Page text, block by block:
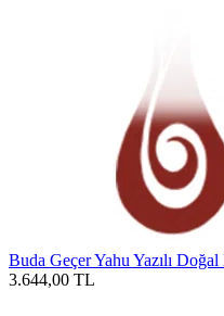
Buda Geçer Yahu Yazılı
3.644,00 TL